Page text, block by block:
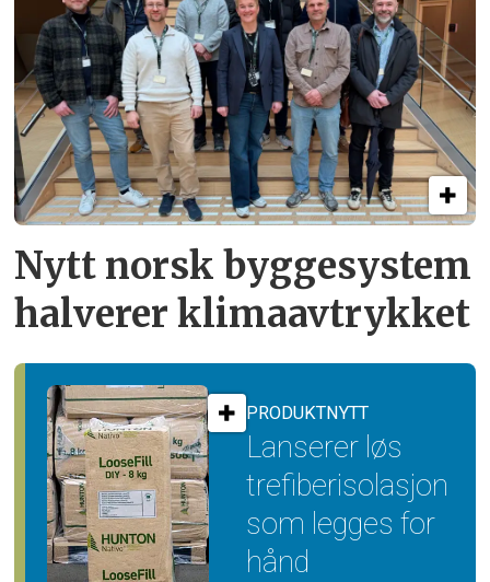
Nytt norsk byggesystem
halverer klimaavtrykket
PRODUKTNYTT
Lanserer løs
trefiber­isolasjon
som legges for
hånd